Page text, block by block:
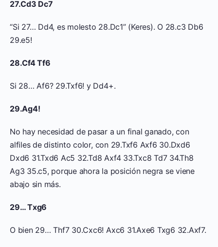
27.Cd3 Dc7
“Si 27… Dd4, es molesto 28.Dc1” (Keres). O 28.c3 Db6
29.e5!
28.Cf4 Tf6
Si 28… Af6? 29.Txf6! y Dd4+.
29.Ag4!
No hay necesidad de pasar a un final ganado, con
alfiles de distinto color, con 29.Txf6 Axf6 30.Dxd6
Dxd6 31.Txd6 Ac5 32.Td8 Axf4 33.Txc8 Td7 34.Th8
Ag3 35.c5, porque ahora la posición negra se viene
abajo sin más.
29… Txg6
O bien 29… Thf7 30.Cxc6! Axc6 31.Axe6 Txg6 32.Axf7.